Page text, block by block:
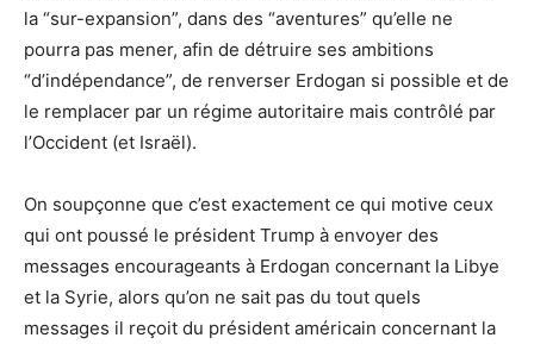
la “sur-expansion”, dans des “aventures” qu’elle ne
pourra pas mener, afin de détruire ses ambitions
“d’indépendance”, de renverser Erdogan si possible et de
le remplacer par un régime autoritaire mais contrôlé par
l’Occident (et Israël).
On soupçonne que c’est exactement ce qui motive ceux
qui ont poussé le président Trump à envoyer des
messages encourageants à Erdogan concernant la Libye
et la Syrie, alors qu’on ne sait pas du tout quels
messages il reçoit du président américain concernant la